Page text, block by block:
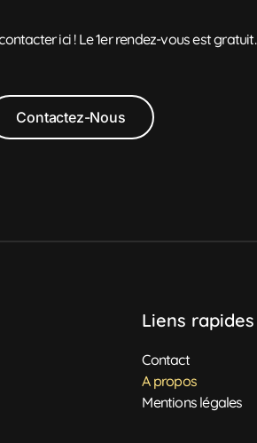
ici ! Le 1er rendez-vous est gratuit.
Contactez-Nous
Liens rapides
Contact
A propos
Mentions légales